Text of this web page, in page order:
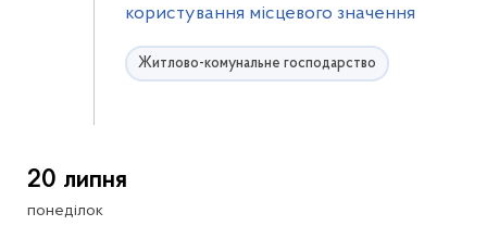
користування місцевого значення
Житлово-комунальне господарство
20 липня
понеділок